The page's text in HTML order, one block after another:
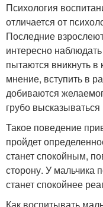
Психология
отличается от
Последние
интересно
пытаются вникнуть
мнение, вступить в
добиваются
грубо
Такое поведение
пройдет
станет спокойным,
сторону. У мальчика
станет спокойнее